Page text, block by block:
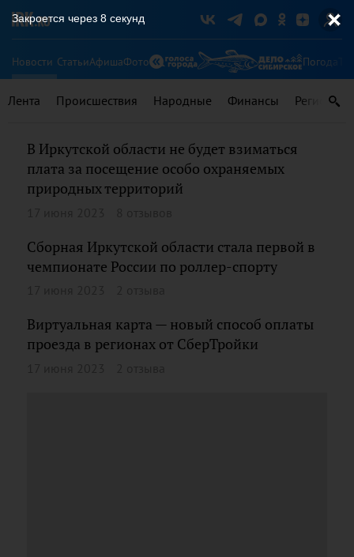
Новости СтатьиАфишаФото Погода
Лента Происшествия Народные Финансы Регионы
В Иркутской области не будет взиматься
плата за посещение особо охраняемых
природных территорий
Сборная Иркутской области стала первой в
чемпионате России по роллер-спорту
Виртуальная карта — новый способ оплаты
проезда в регионах от СберТройки
Закроется через 8 секунд